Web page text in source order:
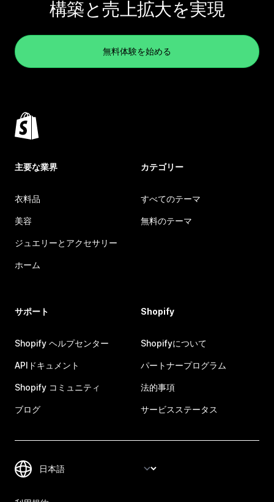
構築と売上拡大を実現
無料体験を始める
主要な業界
衣料品
美容
ジュエリーとアクセサリー
ホーム
カテゴリー
すべてのテーマ
無料のテーマ
サポート
Shopify ヘルプセンター
APIドキュメント
Shopify コミュニティ
ブログ
Shopify
Shopifyについて
パートナープログラム
法的事項
サービスステータス